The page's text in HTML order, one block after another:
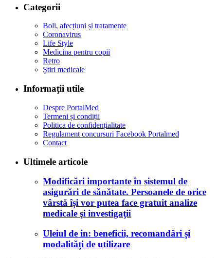
Categorii
Boli, afecțiuni și tratamente
Coronavirus
Life Style
Medicina pentru copii
Retro
Ştiri medicale
Informaţii utile
Despre PortalMed
Termeni și condiții
Politica de confidențialitate
Regulament concursuri Facebook Portalmed
Contact
Ultimele articole
Modificări importante în sistemul de
asigurări de sănătate. Persoanele de orice
vârstă își vor putea face gratuit analize
medicale şi investigaţii
Uleiul de in: beneficii, recomandări și
modalități de utilizare